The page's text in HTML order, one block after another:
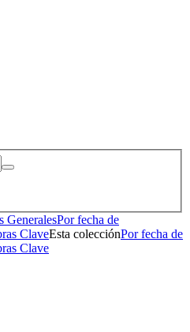
GeneralesPor fecha de
ClaveEsta colecciónPor fecha de
Clave